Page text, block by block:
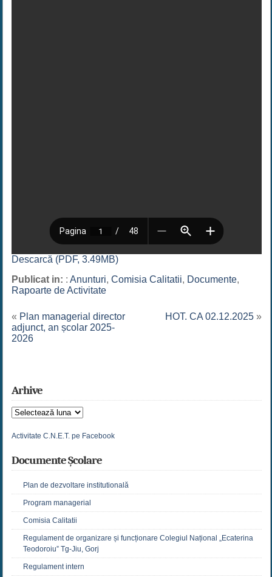
Descarcă (PDF, 3.49MB)
Publicat in: : Anunturi, Comisia Calitatii, Documente,
Rapoarte de Activitate
« Plan managerial director
adjunct, an școlar 2025-
2026
HOT. CA 02.12.2025 »
Arhive
Arhive
Activitate C.N.E.T. pe Facebook
Documente Școlare
Plan de dezvoltare institutională
Program managerial
Comisia Calitatii
Regulament de organizare și funcționare Colegiul Național „Ecaterina
Teodoroiu” Tg-Jiu, Gorj
Regulament intern